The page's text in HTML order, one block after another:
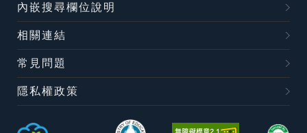
內嵌搜尋欄位說明
相關連結
常見問題
隱私權政策